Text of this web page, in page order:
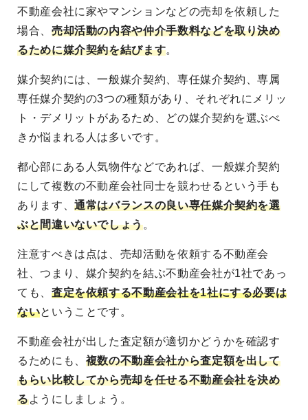
不動産会社に家やマンションなどの売却を依頼した
場合、 売却活動の内容や仲介手数料などを取り決め
るために媒介契約を結びます。
媒介契約には、一般媒介契約、専任媒介契約、専属
専任媒介契約の3つの種類があり、それぞれにメリッ
ト・デメリットがあるため、どの媒介契約を選ぶべ
きか悩まれる人は多いです。
都心部にある人気物件などであれば、一般媒介契約
にして複数の不動産会社同士を競わせるという手も
あります、通常はバランスの良い専任媒介契約を選
ぶと間違いないでしょう。
注意すべきは点は、売却活動を依頼する不動産会
社、つまり、媒介契約を結ぶ不動産会社が1社であっ
ても、 査定を依頼する不動産会社を1社にする必要は
ないということです。
不動産会社が出した査定額が適切かどうかを確認す
るためにも、 複数の不動産会社から査定額を出して
もらい比較してから売却を任せる不動産会社を決め
るようにしましょう。